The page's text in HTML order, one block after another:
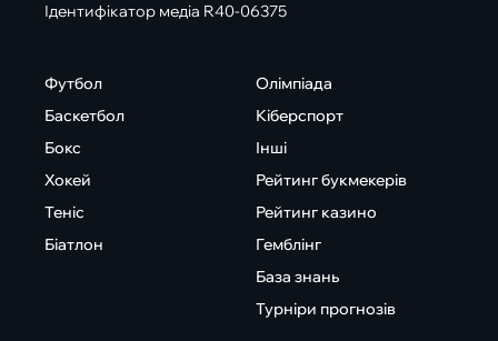
Ідентифікатор медіа R40-06375
Футбол
Баскетбол
Бокс
Хокей
Теніс
Біатлон
Олімпіада
Кіберспорт
Інші
Рейтинг букмекерів
Рейтинг казино
Гемблінг
База знань
Турніри прогнозів